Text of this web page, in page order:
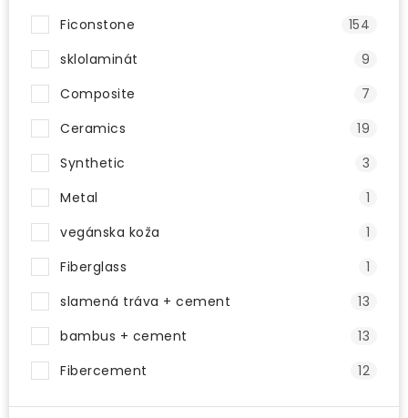
Ficonstone
154
sklolaminát
9
Composite
7
Ceramics
19
Synthetic
3
Metal
1
vegánska koža
1
Fiberglass
1
slamená tráva + cement
13
bambus + cement
13
Fibercement
12